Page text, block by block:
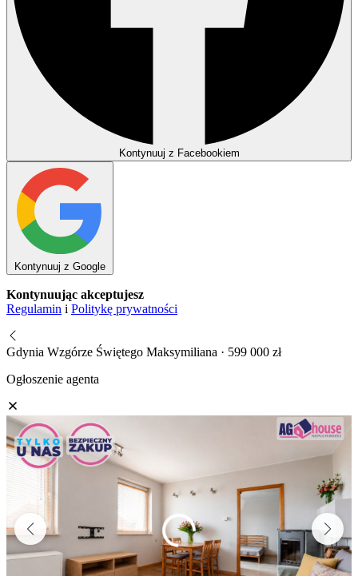
Kontynuuj z Facebookiem
Kontynuuj z Google
Kontynuując akceptujesz
Regulamin i Politykę prywatności
Gdynia Wzgórze Świętego Maksymiliana · 599 000 zł
Ogłoszenie agenta